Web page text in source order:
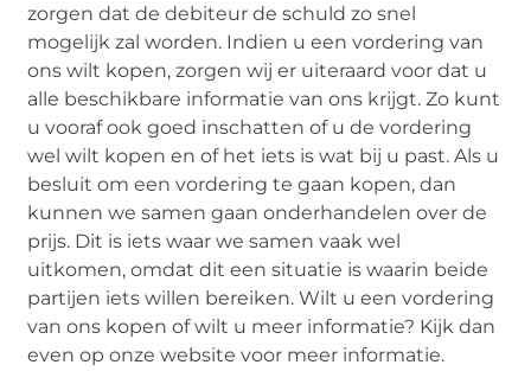
zorgen dat de debiteur de schuld zo snel
mogelijk zal worden. Indien u een vordering van
ons wilt kopen, zorgen wij er uiteraard voor dat u
alle beschikbare informatie van ons krijgt. Zo kunt
u vooraf ook goed inschatten of u de vordering
wel wilt kopen en of het iets is wat bij u past. Als u
besluit om een vordering te gaan kopen, dan
kunnen we samen gaan onderhandelen over de
prijs. Dit is iets waar we samen vaak wel
uitkomen, omdat dit een situatie is waarin beide
partijen iets willen bereiken. Wilt u een vordering
van ons kopen of wilt u meer informatie? Kijk dan
even op onze website voor meer informatie.